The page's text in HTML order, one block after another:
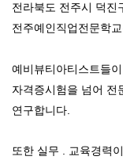
전라북도 전주시 덕진
전주예인직업전문학
예비뷰티아티스트들
자격증시험을 넘어 전
연구합니다.
또한 실무 . 교육경력